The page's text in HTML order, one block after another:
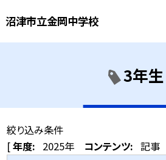
沼津市立金岡中学校
3年生
絞り込み条件
[年度: 2025年 コンテンツ: 記事